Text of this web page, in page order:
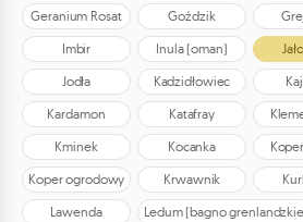
Geranium Rosat
Goździk
Imbir
Inula (oman)
Jodła
Kadzidłowiec
Kardamon
Katafray
Kminek
Kocanka
Koper ogrodowy
Krwawnik
Lawenda
Ledum (bagno